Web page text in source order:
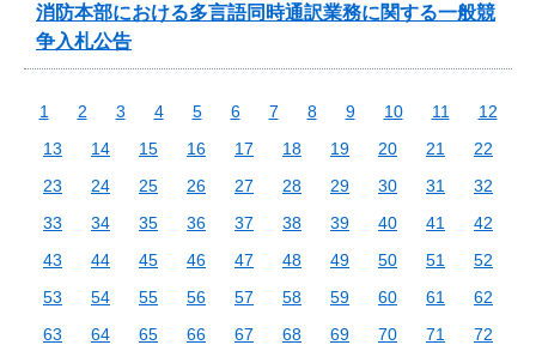
消防本部における多言語同時通訳業務に関する一般競
争入札公告
1 2 3 4 5 6 7 8 9 10 11
12
13
14 15 16 17 18 19 20 21
22
23
24 25 26 27 28 29 30 31
32
33
34 35 36 37 38 39 40 41
42
43
44 45 46 47 48 49 50 51
52
53
54 55 56 57 58 59 60 61
62
63
64 65 66 67 68 69 70 71
72